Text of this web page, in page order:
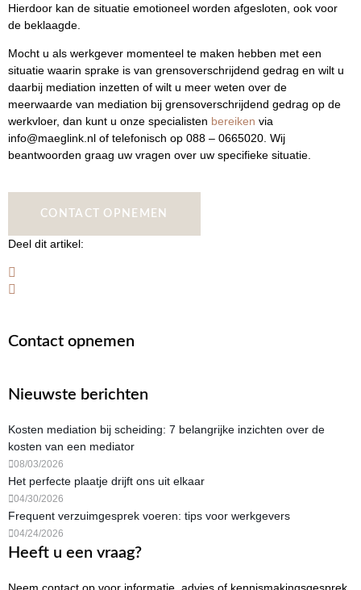
Hierdoor kan de situatie emotioneel worden afgesloten, ook voor
de beklaagde.
Mocht u als werkgever momenteel te maken hebben met een
situatie waarin sprake is van grensoverschrijdend gedrag en wilt u
daarbij mediation inzetten of wilt u meer weten over de
meerwaarde van mediation bij grensoverschrijdend gedrag op de
werkvloer, dan kunt u onze specialisten bereiken via
info@maeglink.nl of telefonisch op 088 – 0665020. Wij
beantwoorden graag uw vragen over uw specifieke situatie.
CONTACT OPNEMEN
Deel dit artikel:
Contact opnemen
Nieuwste berichten
Kosten mediation bij scheiding: 7 belangrijke inzichten over de
kosten van een mediator
08/03/2026
Het perfecte plaatje drijft ons uit elkaar
04/30/2026
Frequent verzuimgesprek voeren: tips voor werkgevers
04/24/2026
Heeft u een vraag?